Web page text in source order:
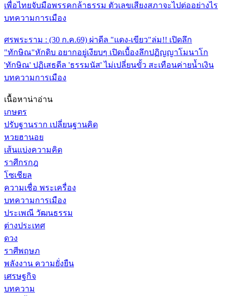
เพื่อไทยจับมือพรรคกล้าธรรม ตัวเลขเสียงสภาจะไปต่ออย่างไร
บทความการเมือง
ศรพระราม : (30 ก.ค.69) ผ่าดีล "แดง-เขียว"ล่ม!! เปิดลึก
"ทักษิณ"หักดิบ อยากอยู่เงียบๆ เปิดเบื้องลึกปฏิญญาโมนาโก
'ทักษิณ' ปฏิเสธดีล 'ธรรมนัส' ไม่เปลี่ยนขั้ว สะเทือนค่ายน้ำเงิน
บทความการเมือง
เนื้อหาน่าอ่าน
เกษตร
ปรับฐานราก เปลี่ยนฐานคิด
หวยฮานอย
เส้นแบ่งความคิด
ราศีกรกฎ
โซเชียล
ความเชื่อ พระเครื่อง
บทความการเมือง
ประเพณี วัฒนธรรม
ต่างประเทศ
ดวง
ราศีพฤษภ
พลังงาน ความยั่งยืน
เศรษฐกิจ
บทความ